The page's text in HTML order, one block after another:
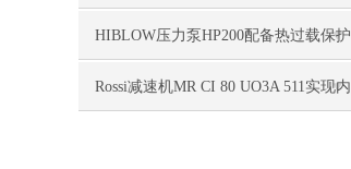
型资料
HIBLOW压力泵HP200配备热过载保护
Rossi减速机MR CI 80 UO3A 511实现内